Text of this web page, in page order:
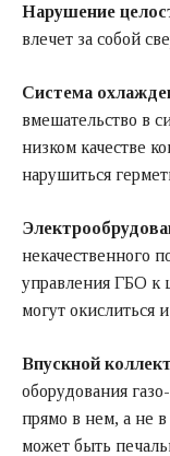
Нарушение
влечет за собой
Система
вмешательство в
низком качестве
нарушиться
некачественного
управления ГБО к
могут окислиться
Впускной
оборудования
прямо в нем, а не в
может быть